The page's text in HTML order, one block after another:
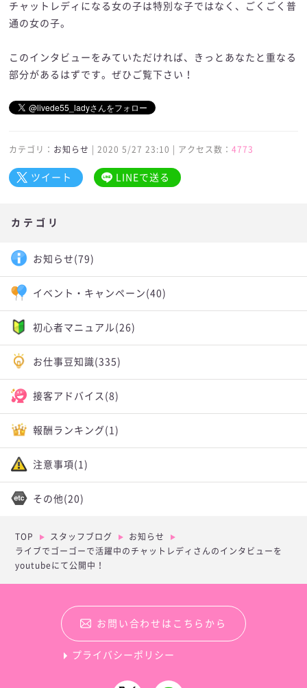
チャットレディになる女の子は特別な子ではなく、ごくごく普
通の女の子。
このインタビューをみていただければ、きっとあなたと重なる
部分があるはずです。ぜひご覧下さい！
カテゴリ： お知らせ | 2020 5/27 23:10 | アクセス数：4773
ツイート LINEで送る
カテゴリ
お知らせ (79)
イベント・キャンペーン (40)
初心者マニュアル(26)
お仕事豆知識(335)
接客アドバイス (8)
報酬ランキング (1)
注意事項 (1)
その他 (20)
TOP スタッフブログ
お知らせ
ライブでゴーゴーで活躍中のチャットレディさんのインタビューを
youtubeにて公開中！
お問い合わせはこちらから
プライバシーポリシー